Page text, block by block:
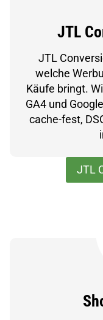
JTL
JTL
welche
Käufe bringt.
GA4 und
cache-fest,
JTL